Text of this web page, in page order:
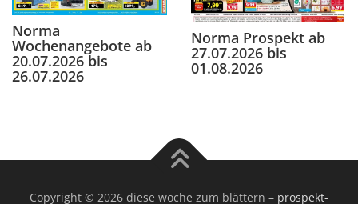
Norma
Wochenangebote ab
20.07.2026 bis
26.07.2026
Norma Prospekt ab
27.07.2026 bis
01.08.2026
Copyright © 2026 diese woche zum blättern – prospekt-